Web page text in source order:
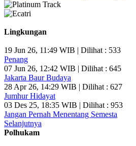
Lingkungan
19 Jun 26, 11:49 WIB | Dilihat : 533
Penang
07 Jun 26, 12:42 WIB | Dilihat : 645
Jakarta Baur Budaya
28 Apr 26, 14:29 WIB | Dilihat : 627
Jumhur Hidayat
03 Des 25, 18:35 WIB | Dilihat : 953
Jangan Pernah Menentang Semesta
Selanjutnya
Polhukam